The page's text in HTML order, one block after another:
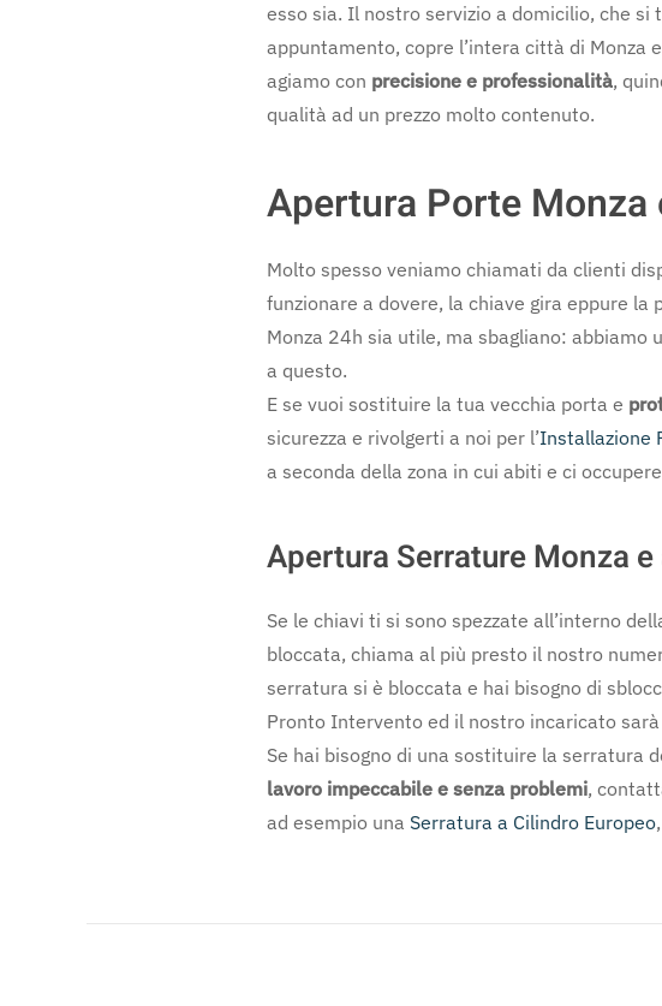
esso sia. Il nostro servizio a domicilio, che
appuntamento, copre l’intera città di Monza
agiamo con precisione e professionalità,
qualità ad un prezzo molto contenuto.
Apertura Porte
Molto spesso veniamo chiamati da clienti
funzionare a dovere, la chiave gira eppure
Monza 24h sia utile, ma sbagliano: abbiamo
a questo.
E se vuoi sostituire la tua vecchia porta e
sicurezza e rivolgerti a noi per l’Installazione
a seconda della zona in cui abiti e ci
Apertura Serrature Monza
Se le chiavi ti si sono spezzate all’interno
bloccata, chiama al più presto il nostro
serratura si è bloccata e hai bisogno di
Pronto Intervento ed il nostro incaricato
Se hai bisogno di una sostituire la serratura
lavoro impeccabile e senza problemi,
ad esempio una Serratura a Cilindro Europeo